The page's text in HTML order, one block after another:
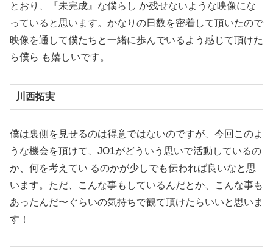
とおり、『未完成』な僕らし か残せないような映像にな
っていると思います。かなりの日数を密着して頂いたので
映像を通して僕たちと一緒に歩んでいるよう感じて頂けた
ら僕ら も嬉しいです。
川西拓実
僕は裏側を見せるのは得意ではないのですが、今回このよ
うな機会を頂けて、JO1がどういう思いで活動しているの
か、何を考えてい るのかが少しでも伝われば良いなと思
います。ただ、こんな事もしているんだとか、こんな事も
あったんだ〜ぐらいの気持ちで観て頂けたらいいと思いま
す！